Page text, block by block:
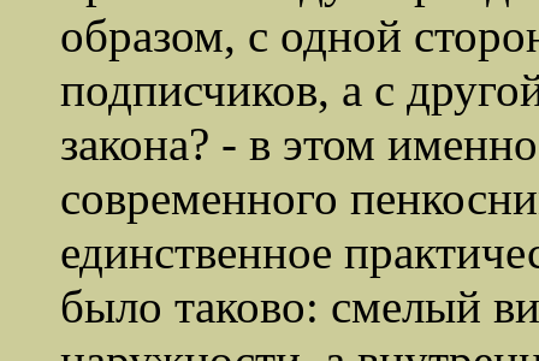
образом, с одной
подписчиков, а с
закона? - в этом
современного
единственное
было таково: смелый